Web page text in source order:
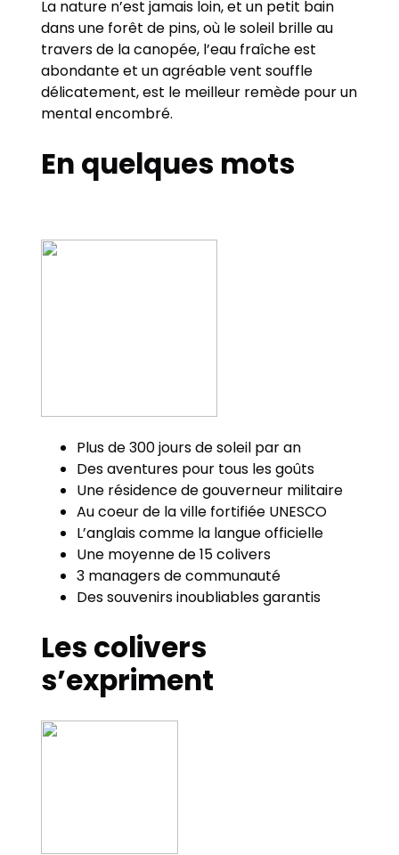
La nature n’est jamais loin, et un petit bain
dans une forêt de pins, où le soleil brille au
travers de la canopée, l’eau fraîche est
abondante et un agréable vent souffle
délicatement, est le meilleur remède pour un
mental encombré.
En quelques mots
Plus de 300 jours de soleil par an
Des aventures pour tous les goûts
Une résidence de gouverneur militaire
Au coeur de la ville fortifiée UNESCO
L’anglais comme la langue officielle
Une moyenne de 15 colivers
3 managers de communauté
Des souvenirs inoubliables garantis
Les colivers
s’expriment